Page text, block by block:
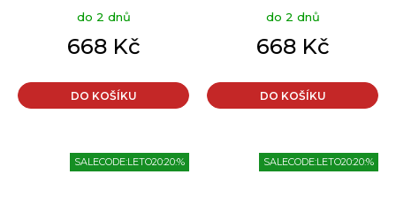
Maxafe 40 cm,
limetková
do 2 dnů
668 Kč
DO KOŠÍKU
Maxafe 40 cm, modrá
do 2 dnů
668 Kč
DO KOŠÍKU
SALECODE:LETO20:20:% SALECODE:LETO20:20:%